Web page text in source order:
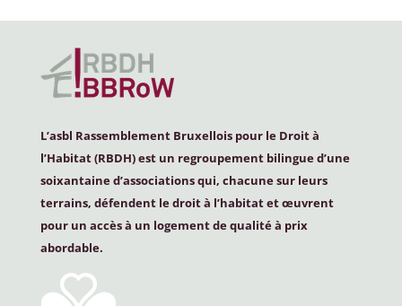
L’asbl Rassemblement Bruxellois pour le Droit à
l’Habitat (RBDH) est un regroupement bilingue d’une
soixantaine d’associations qui, chacune sur leurs
terrains, défendent le droit à l’habitat et œuvrent
pour un accès à un logement de qualité à prix
abordable.